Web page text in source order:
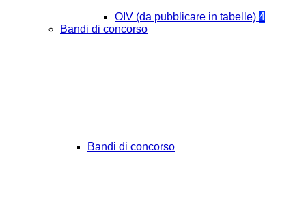
OIV (da pubblicare in tabelle) 4
Bandi di concorso
Bandi di concorso